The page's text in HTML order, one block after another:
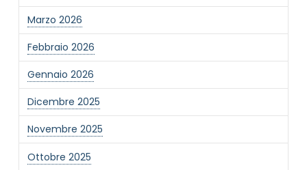
Marzo 2026
Febbraio 2026
Gennaio 2026
Dicembre 2025
Novembre 2025
Ottobre 2025